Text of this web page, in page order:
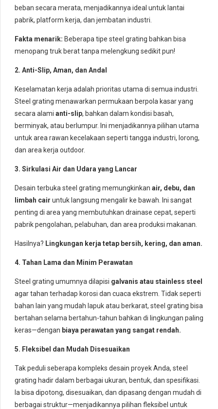
beban secara merata, menjadikannya ideal untuk lantai
pabrik, platform kerja, dan jembatan industri.
Fakta menarik: Beberapa tipe steel grating bahkan bisa
menopang truk berat tanpa melengkung sedikit pun!
2. Anti-Slip, Aman, dan Andal
Keselamatan kerja adalah prioritas utama di semua industri.
Steel grating menawarkan permukaan berpola kasar yang
secara alami anti-slip, bahkan dalam kondisi basah,
berminyak, atau berlumpur. Ini menjadikannya pilihan utama
untuk area rawan kecelakaan seperti tangga industri, lorong,
dan area kerja outdoor.
3. Sirkulasi Air dan Udara yang Lancar
Desain terbuka steel grating memungkinkan air, debu, dan
limbah cair untuk langsung mengalir ke bawah. Ini sangat
penting di area yang membutuhkan drainase cepat, seperti
pabrik pengolahan, pelabuhan, dan area produksi makanan.
Hasilnya? Lingkungan kerja tetap bersih, kering, dan aman.
4. Tahan Lama dan Minim Perawatan
Steel grating umumnya dilapisi galvanis atau stainless steel
agar tahan terhadap korosi dan cuaca ekstrem. Tidak seperti
bahan lain yang mudah lapuk atau berkarat, steel grating bisa
bertahan selama bertahun-tahun bahkan di lingkungan paling
keras—dengan biaya perawatan yang sangat rendah.
5. Fleksibel dan Mudah Disesuaikan
Tak peduli seberapa kompleks desain proyek Anda, steel
grating hadir dalam berbagai ukuran, bentuk, dan spesifikasi.
Ia bisa dipotong, disesuaikan, dan dipasang dengan mudah di
berbagai struktur—menjadikannya pilihan fleksibel untuk